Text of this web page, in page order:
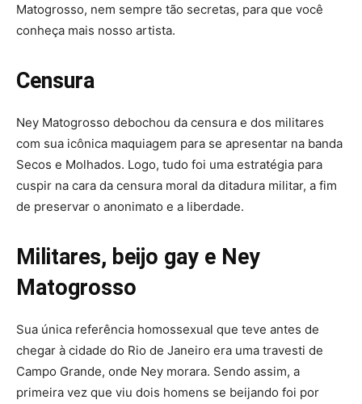
Matogrosso, nem sempre tão secretas, para que você
conheça mais nosso artista.
Censura
Ney Matogrosso debochou da censura e dos militares
com sua icônica maquiagem para se apresentar na banda
Secos e Molhados. Logo, tudo foi uma estratégia para
cuspir na cara da censura moral da ditadura militar, a fim
de preservar o anonimato e a liberdade.
Militares, beijo gay e Ney
Matogrosso
Sua única referência homossexual que teve antes de
chegar à cidade do Rio de Janeiro era uma travesti de
Campo Grande, onde Ney morara. Sendo assim, a
primeira vez que viu dois homens se beijando foi por